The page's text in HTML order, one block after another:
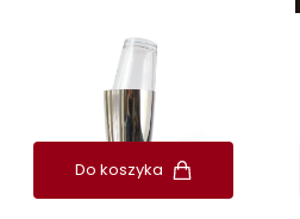
Do koszyka